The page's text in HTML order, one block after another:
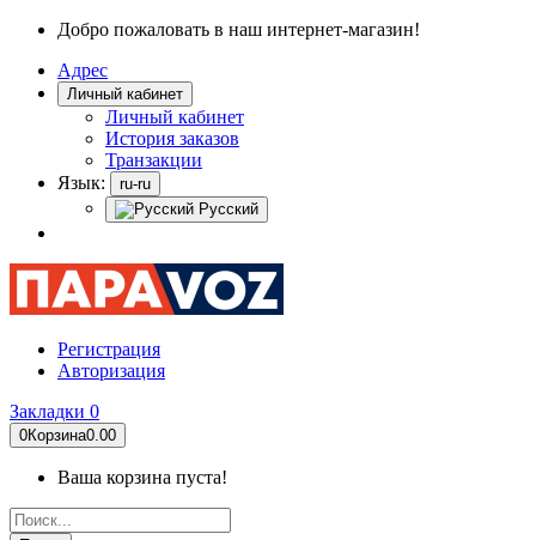
Добро пожаловать в наш интернет-магазин!
Адрес
Личный кабинет
Личный кабинет
История заказов
Транзакции
Язык:
ru-ru
Русский
Регистрация
Авторизация
Закладки 0
0Корзина0.00
Ваша корзина пуста!